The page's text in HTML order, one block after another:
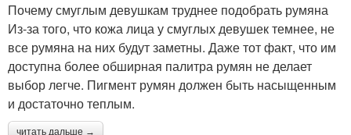
Почему смуглым девушкам труднее подобрать румяна
Из-за того, что кожа лица у смуглых девушек темнее, не
все румяна на них будут заметны. Даже тот факт, что им
доступна более обширная палитра румян не делает
выбор легче. Пигмент румян должен быть насыщенным
и достаточно теплым.
читать дальше →